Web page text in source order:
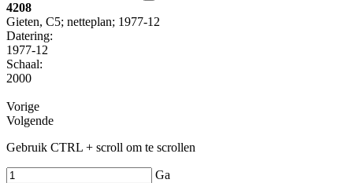
4208
Gieten, C5; netteplan; 1977-12
Datering:
1977-12
Schaal:
2000
Vorige
Volgende
Gebruik CTRL + scroll om te scrollen
Ga